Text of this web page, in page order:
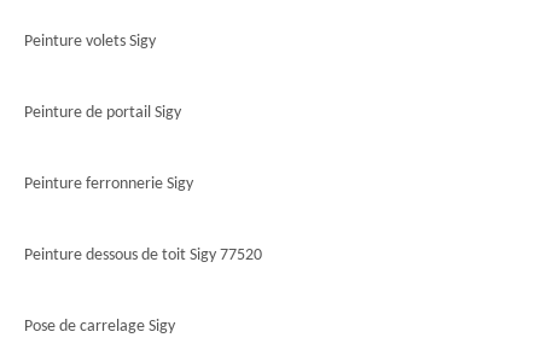
Peinture volets Sigy
Peinture de portail Sigy
Peinture ferronnerie Sigy
Peinture dessous de toit Sigy 77520
Pose de carrelage Sigy